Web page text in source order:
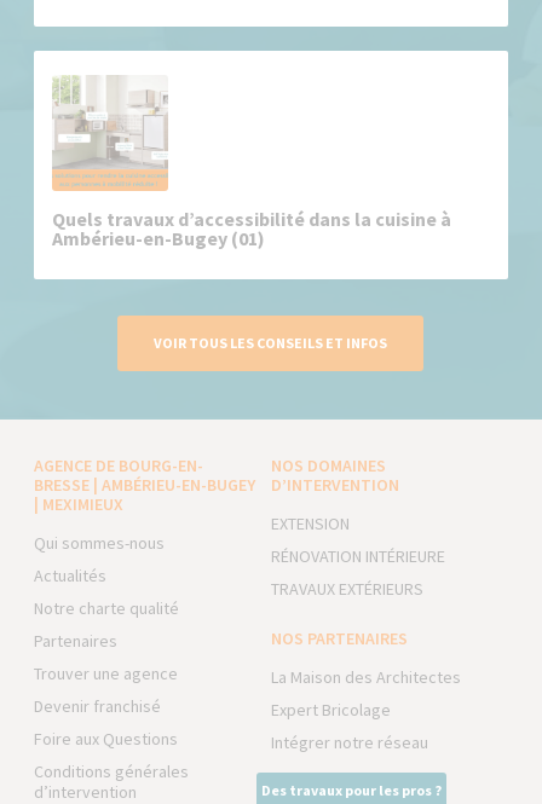
Quels travaux d’accessibilité dans la cuisine à
Ambérieu-en-Bugey (01)
VOIR TOUS LES CONSEILS ET INFOS
AGENCE DE BOURG-EN-
BRESSE | AMBÉRIEU-EN-BUGEY
| MEXIMIEUX
Qui sommes-nous
Actualités
Notre charte qualité
Partenaires
Trouver une agence
Devenir franchisé
Foire aux Questions
Conditions générales
d’intervention
NOS DOMAINES
D’INTERVENTION
EXTENSION
RÉNOVATION INTÉRIEURE
TRAVAUX EXTÉRIEURS
NOS PARTENAIRES
La Maison des Architectes
Expert Bricolage
Intégrer notre réseau
Des travaux pour les pros ?